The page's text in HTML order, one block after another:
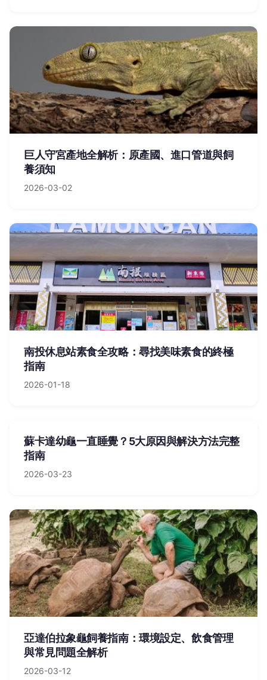
巨人守宮產地全解析：原產國、進口管道與飼
養須知
2026-03-02
南投休息站素食全攻略：尋找美味素食的終極
指南
2026-01-18
蘇卡達幼龜一直睡覺？5大原因與解決方法完整
指南
2026-03-23
亞達伯拉象龜飼養指南：環境設定、飲食管理
與常見問題全解析
2026-03-12